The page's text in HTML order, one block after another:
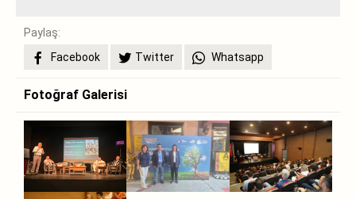
Paylaş:
Facebook
Twitter Whatsapp
Fotoğraf Galerisi